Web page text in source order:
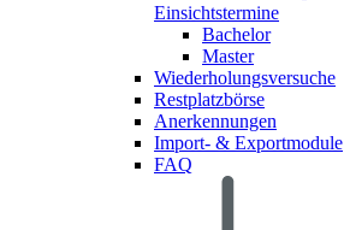
Einsichtstermine
Bachelor
Master
Wiederholungsversuche
Restplatzbörse
Anerkennungen
Import- & Exportmodule
FAQ